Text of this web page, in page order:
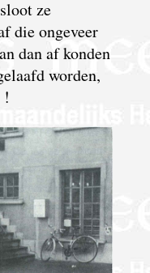
ze
die ongeveer
dan af konden
worden,
!